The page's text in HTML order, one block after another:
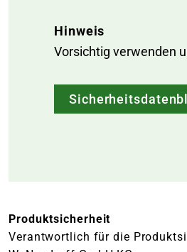
Hinweis
Vorsichtig verwenden
Produktsicherheit
Verantwortlich für die